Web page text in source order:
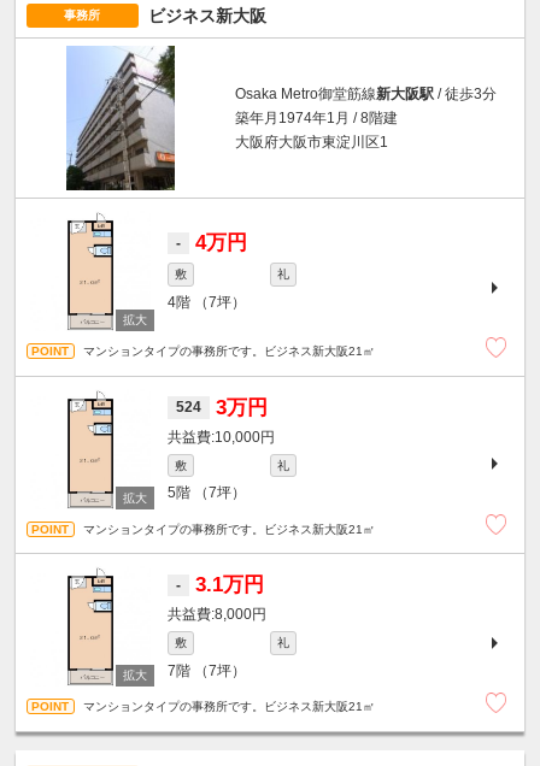
事務所 ビジネス新大阪
Osaka Metro御堂筋線新大阪駅 / 徒歩3分
築年月1974年1月 / 8階建
大阪府大阪市東淀川区1
- 4万円
敷 礼
4階 （7坪）
マンションタイプの事務所です。ビジネス新大阪21㎡
524 3万円
10,000円
敷 礼
5階 （7坪）
マンションタイプの事務所です。ビジネス新大阪21㎡
- 3.1万円
8,000円
敷 礼
7階 （7坪）
マンションタイプの事務所です。ビジネス新大阪21㎡